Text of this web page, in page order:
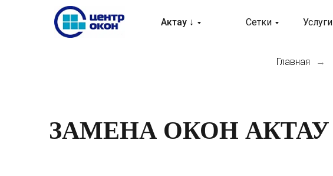
Услуги
Актау ↓ Сетки
Главная →
ЗАМЕНА ОКОН АКТАУ